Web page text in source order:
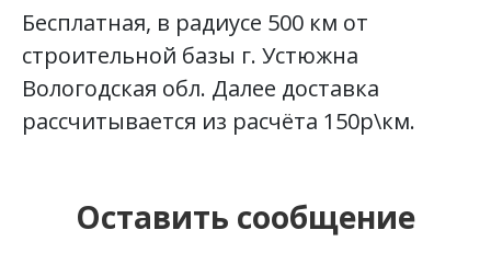
Бесплатная, в радиусе 500 км от
строительной базы г. Устюжна
Вологодская обл. Далее доставка
рассчитывается из расчёта 150р\км.
Оставить сообщение